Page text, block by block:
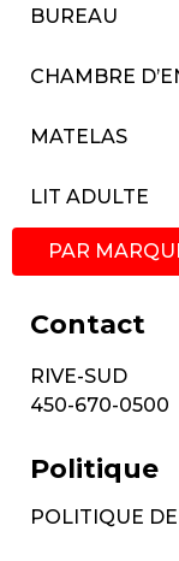
BUREAU
CHAMBRE
MATELAS
LIT ADULTE
PAR
Contact
RIVE-SUD
450-670-0500
Politique
POLITIQUE